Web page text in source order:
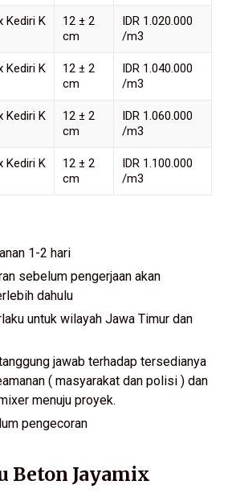
Kediri K
12 ± 2
cm
IDR 1.020.000
/m3
Kediri K
12 ± 2
cm
IDR 1.040.000
/m3
Kediri K
12 ± 2
cm
IDR 1.060.000
/m3
Kediri K
12 ± 2
cm
IDR 1.100.000
/m3
1-2 hari
sebelum pengerjaan akan
dahulu
untuk wilayah Jawa Timur dan
jawab terhadap tersedianya
( masyarakat dan polisi ) dan
menuju proyek.
pengecoran
Beton Jayamix